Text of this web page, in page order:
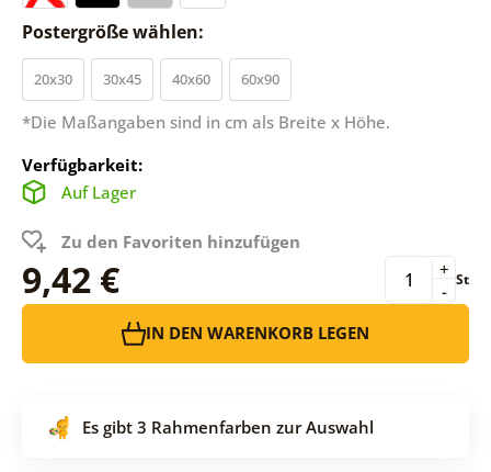
Postergröße wählen:
20x30 30x45 40x60 60x90
*Die Maßangaben sind in cm als Breite x Höhe.
Verfügbarkeit:
Auf Lager
Zu den Favoriten hinzufügen
9,42 € -
+ St
IN DEN WARENKORB LEGEN
Es gibt 3 Rahmenfarben zur Auswahl